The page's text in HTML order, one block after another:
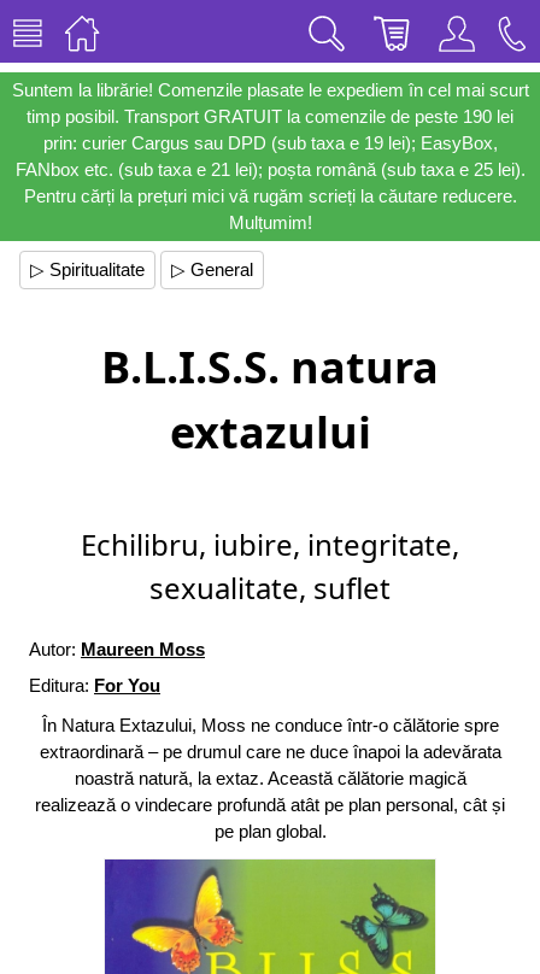
Suntem la librărie! Comenzile plasate le expediem în cel mai scurt
timp posibil. Transport GRATUIT la comenzile de peste 190 lei
prin: curier Cargus sau DPD (sub taxa e 19 lei); EasyBox,
FANbox etc. (sub taxa e 21 lei); poșta română (sub taxa e 25 lei).
Pentru cărți la prețuri mici vă rugăm scrieți la căutare reducere.
Mulțumim!
▷ Spiritualitate ▷ General
B.L.I.S.S. natura
extazului
Echilibru, iubire, integritate,
sexualitate, suflet
Autor: Maureen Moss
Editura: For You
În Natura Extazului, Moss ne conduce într-o călătorie spre
extraordinară – pe drumul care ne duce înapoi la adevărata
noastră natură, la extaz. Această călătorie magică
realizează o vindecare profundă atât pe plan personal, cât și
pe plan global.